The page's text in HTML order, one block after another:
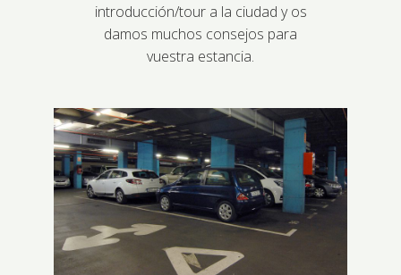
introducción/tour a la ciudad y os
damos muchos consejos para
vuestra estancia.